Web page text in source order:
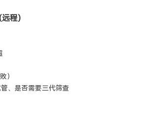
程）
）
、是否需要三代筛查